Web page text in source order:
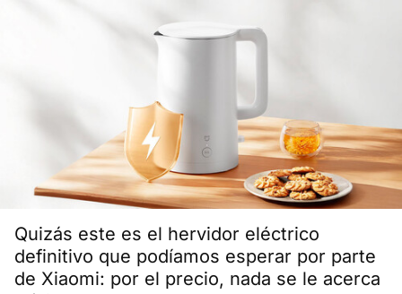
Quizás este es el hervidor eléctrico
definitivo que podíamos esperar por parte
de Xiaomi: por el precio, nada se le acerca